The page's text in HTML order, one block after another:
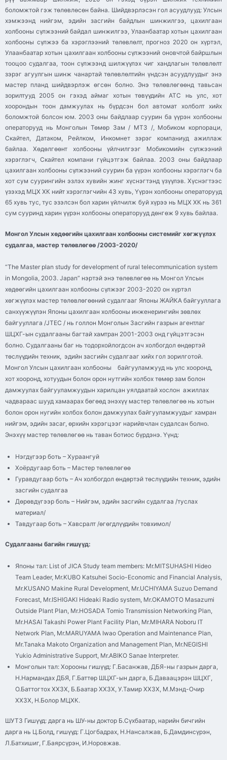
Монгол Улсын хөдөөгийн цахилгаан холбооны системийг хөгжүүлэх
судалгаа, мастер төлөвлөгөө /2003-2020/
“The Master plan study for development of rural telecommunication system
in Mongolia, 2003. Japan” нэртэй энэ төлөвлөгөө нь Монгол Улсын
хөдөөгийн цахилгаан холбооны сүлжээг 2003-2020 он хүртэл
хөгжүүлэх мастер төлөвлөгөөний судалгааг Японы ЖАЙКА байгууллага
санхүүжүүлэн Японы цахилгаан холбооны инженерингийн зөвлөх
байгууллага /JTEC / нь голлон Монголын Засгийн газрын агентлаг
ШЦХГ-ын судалгааны багтай хамтран 2001-2003 онд гүйцэтгэсэн
болно. Судалгааны баг нь тодорхойлогдсон ач холбогдол өндөртэй
төслүүдийн техник, эдийн засгийн судалгааг хийх гол зорилготой.
Монгол Улсын цахилгаан холбооны байгууламжууд нь улс хооронд,
хот хооронд, хотуудын болон орон нутгийн холбох төмөр зам болон
дамжуулах байгууламжуудын харилцан уялдаатай хослон ажиллах
чадвараас шууд хамаарах бөгөөд энэхүү мастер төлөвлөгөө нь хотын
болон орон нугийн холбох болон дамжуулах байгууламжуудыг хамран
нийгэм, эдийн засаг, өрхийн хэрэгцээг нарийвчлан судалсан болно.
Энэхүү мастер төлөвлөгөө нь таван ботиос бүрдэнэ. Үүнд:
Нэгдүгээр боть – Хураангуй
Хоёрдугаар боть – Мастер төлөвлөгөө
Гуравдугаар боть – Ач холбогдол өндөртэй төслүүдийн техник, эдийн
засгийн судалгаа
Дөрөвдүгээр боль – Нийгэм, эдийн засгийн судалгаа /туслах
материал/
Тавдугаар боть – Хавсралт /өгөгдлүүдийн товхимол/
Судалгааны багийн гишүүд:
Японы тал: List of JICA Study team members: Mr.MITSUHASHI Hideo
Team Leader, Mr.KUBO Katsuhei Socio-Economic and Financial Analysis,
Mr.KUSANO Makine Rural Development, Mr.UCHIYAMA Suzuo Demand
Forecast, Mr.ISHIGAKI Hideaki Radio system, Mr.OKAMOTO Masazumi
Outside Plant Plan, Mr.HOSADA Tomio Transmission Networking Plan,
Mr.HASAI Takashi Power Plant Facility Plan, Mr.MIHARA Noboru IT
Network Plan, Mr.MARUYAMA Iwao Operation and Maintenance Plan,
Mr.Tanaka Makoto Organization and Management Plan, Mr.NEGISHI
Yukio Administrative Support, Mr.ABIKO Sanae Interpreter.
Монголын тал: Хорооны гишүүд: Г.Басанжав, ДБЯ-ны газрын дарга,
Н.Нармандах ДБЯ, Г.Баттөр ШЦХГ-ын дарга, Б.Даваацэрэн ШЦХГ,
О.Баттогтох ХХЗХ, Б.Баатар ХХЗХ, У.Тамир ХХЗХ, М.Мэнд-Очир
ХХЗХ, Н.Болор МЦХК.
ШУТЗ Гишүүд: дарга нь ШУ-ны доктор Б.Сүхбаатар, нарийн бичгийн
дарга нь Ц.Болд, гишүүд: Г.Цогбадрах, Н.Нансалжав, Б.Дамдинсүрэн,
Л.Батхишиг, Г.Баярсүрэн, И.Норовжав.